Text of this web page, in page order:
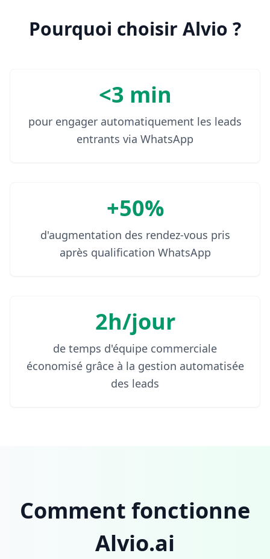
en discuter librement ?
10:05
Pourquoi choisir Alvio ?
<3 min
pour engager automatiquement les leads
entrants via WhatsApp
+50%
d'augmentation des rendez-vous pris
après qualification WhatsApp
2h/jour
de temps d'équipe commerciale
économisé grâce à la gestion automatisée
des leads
Comment fonctionne
Alvio.ai